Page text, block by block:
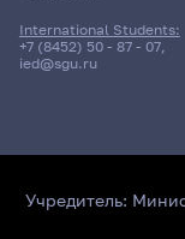
International Students:
+7 (8452) 50 - 87 - 07,
ied@sgu.ru
Учредитель: